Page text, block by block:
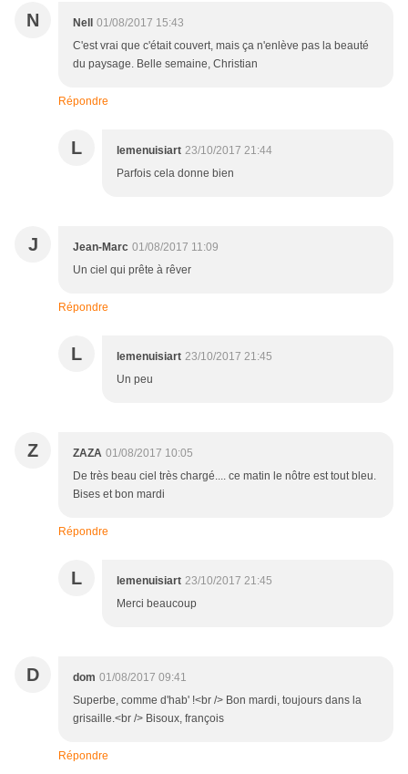
N Nell
01/08/2017 15:43
C'est vrai que c'était couvert, mais ça n'enlève pas la beauté
du paysage. Belle semaine, Christian
Répondre
L lemenuisiart 23/10/2017 21:44
Parfois cela donne bien
J Jean-Marc 01/08/2017 11:09
Un ciel qui prête à rêver
Répondre
L lemenuisiart 23/10/2017 21:45
Un peu
Z ZAZA 01/08/2017 10:05
De très beau ciel très chargé.... ce matin le nôtre est tout bleu.
Bises et bon mardi
Répondre
L lemenuisiart 23/10/2017 21:45
Merci beaucoup
D dom 01/08/2017 09:41
Superbe, comme d'hab' !<br /> Bon mardi, toujours dans la
grisaille.<br /> Bisoux, françois
Répondre